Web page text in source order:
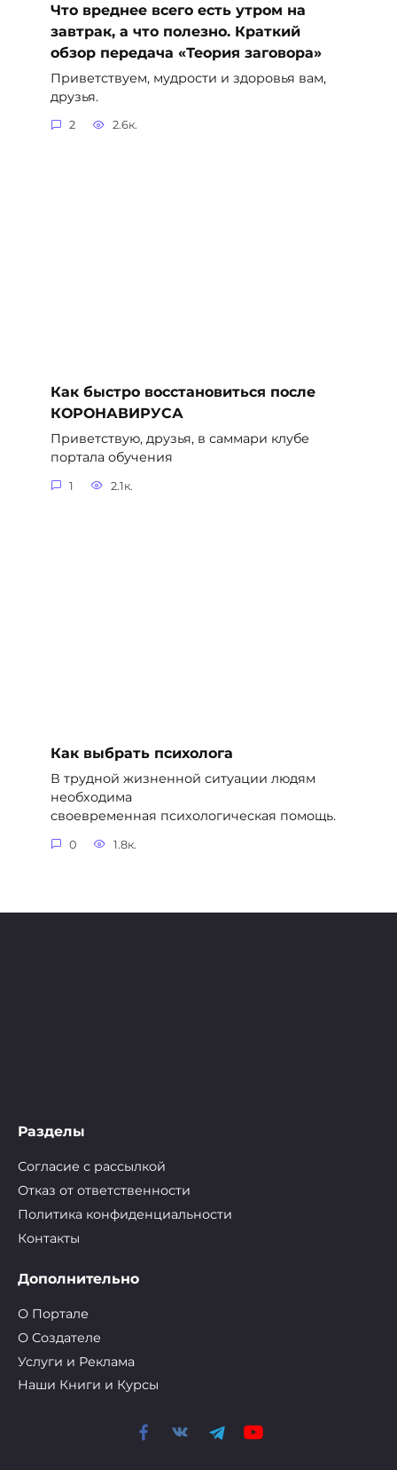
Что вреднее всего есть утром на
завтрак, а что полезно. Краткий
обзор передача «Теория заговора»
Приветствуем, мудрости и здоровья вам,
друзья.
2 2.6к.
Как быстро восстановиться после
КОРОНАВИРУСА
Приветствую, друзья, в саммари клубе
портала обучения
1 2.1к.
Как выбрать психолога
В трудной жизненной ситуации людям
необходима
своевременная психологическая помощь.
0 1.8к.
Разделы
Согласие с рассылкой
Отказ от ответственности
Политика конфиденциальности
Контакты
Дополнительно
О Портале
О Cоздателе
Услуги и Реклама
Наши Книги и Курсы